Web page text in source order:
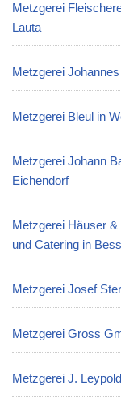
Metzgerei
Lauta
Metzgerei
Metzgerei Bleul in
Metzgerei Johann
Eichendorf
Metzgerei Häuser
und Catering in
Metzgerei Josef
Metzgerei Gross
Metzgerei J.